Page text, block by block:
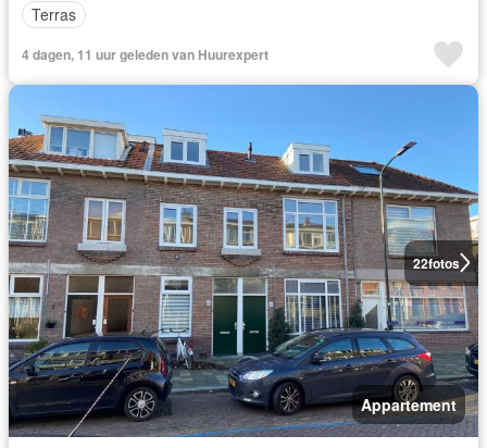
Terras
4 dagen, 11 uur geleden van Huurexpert
22fotos
Appartement